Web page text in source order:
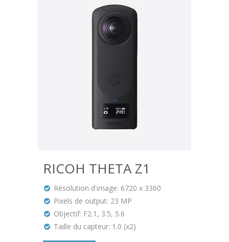
RICOH THETA Z1
Résolution d'image: 6720 x 3360
Pixels de output: 23 MP
Objectif: F2.1, 3.5, 5.6
Taille du capteur: 1.0 (x2)